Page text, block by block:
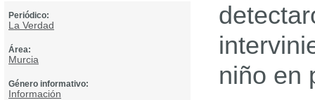
Periódico:
La Verdad
Área:
Murcia
Género informativo:
Información
niño en